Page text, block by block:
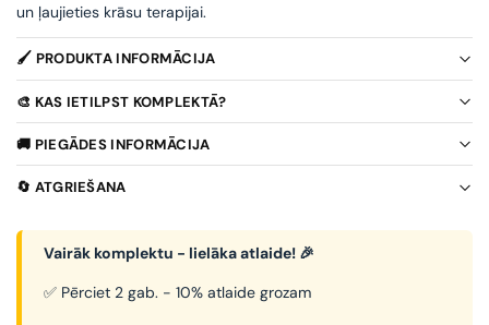
un ļaujieties krāsu terapijai.
🖌️ PRODUKTA INFORMĀCIJA
🎨 KAS IETILPST KOMPLEKTĀ?
🚚 PIEGĀDES INFORMĀCIJA
🔄 ATGRIEŠANA
Vairāk komplektu - lielāka atlaide! 🎉
✅ Pērciet 2 gab. - 10% atlaide grozam